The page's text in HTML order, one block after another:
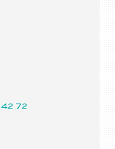
72